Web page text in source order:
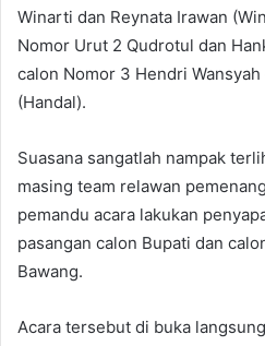
Winarti dan Reynata Irawan
Nomor Urut 2 Qudrotul dan
calon Nomor 3 Hendri
(Handal).
Suasana sangatlah nampak
masing team relawan
pemandu acara lakukan
pasangan calon Bupati dan
Bawang.
Acara tersebut di buka